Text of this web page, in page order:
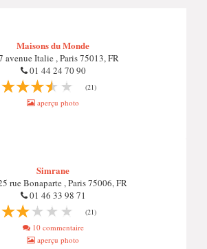
Maisons du Monde
avenue Italie , Paris 75013, FR
01 44 24 70 90
(21)
aperçu photo
Simrane
rue Bonaparte , Paris 75006, FR
01 46 33 98 71
(21)
10 commentaire
aperçu photo